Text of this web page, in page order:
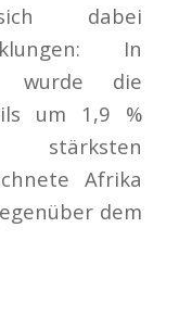
dabei
In
wurde die
um 1,9 %
Afrika
dem